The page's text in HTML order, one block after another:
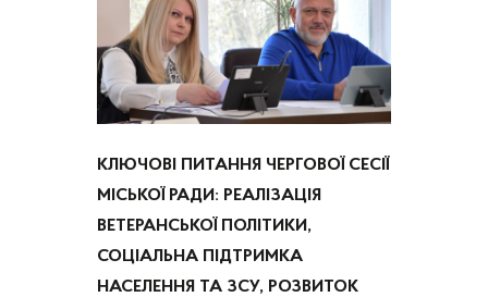
КЛЮЧОВІ ПИТАННЯ ЧЕРГОВОЇ СЕСІЇ
МІСЬКОЇ РАДИ: РЕАЛІЗАЦІЯ
ВЕТЕРАНСЬКОЇ ПОЛІТИКИ,
СОЦІАЛЬНА ПІДТРИМКА
НАСЕЛЕННЯ ТА ЗСУ, РОЗВИТОК